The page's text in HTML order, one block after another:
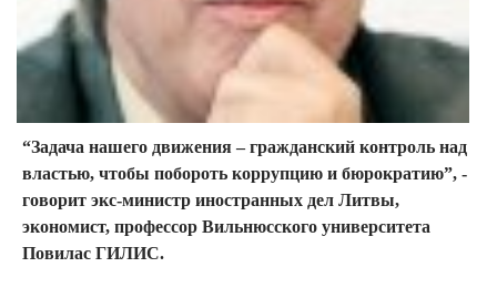
“Задача нашего движения – гражданский контроль над
властью, чтобы побороть коррупцию и бюрократию”, -
говорит экс-министр иностранных дел Литвы,
экономист, профессор Вильнюсского университета
Повилас ГИЛИС.